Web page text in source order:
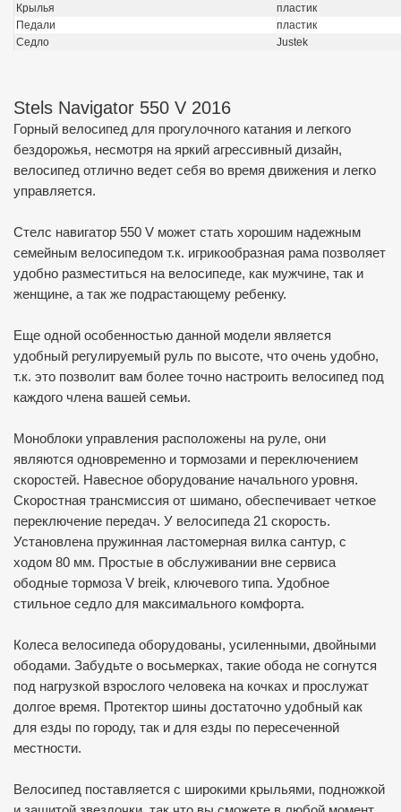
Крылья
пластик
Педали
пластик
Седло
Justek
Stels Navigator 550 V 2016
Горный велосипед для прогулочного катания и легкого
бездорожья, несмотря на яркий агрессивный дизайн,
велосипед отлично ведет себя во время движения и легко
управляется.
Cтелс навигатор 550 V может стать хорошим надежным
семейным велосипедом т.к. игрикообразная рама позволяет
удобно разместиться на велосипеде, как мужчине, так и
женщине, а так же подрастающему ребенку.
Еще одной особенностью данной модели является
удобный регулируемый руль по высоте, что очень удобно,
т.к. это позволит вам более точно настроить велосипед под
каждого члена вашей семьи.
Моноблоки управления расположены на руле, они
являются одновременно и тормозами и переключением
скоростей. Навесное оборудование начального уровня.
Скоростная трансмиссия от шимано, обеспечивает четкое
переключение передач. У велосипеда 21 скорость.
Установлена пружинная ластомерная вилка сантур, с
ходом 80 мм. Простые в обслуживании вне сервиса
ободные тормоза V breik, ключевого типа. Удобное
стильное седло для максимального комфорта.
Колеса велосипеда оборудованы, усиленными, двойными
ободами. Забудьте о восьмерках, такие обода не согнутся
под нагрузкой взрослого человека на кочках и прослужат
долгое время. Протектор шины достаточно удобный как
для езды по городу, так и для езды по пересеченной
местности.
Велосипед поставляется с широкими крыльями, подножкой